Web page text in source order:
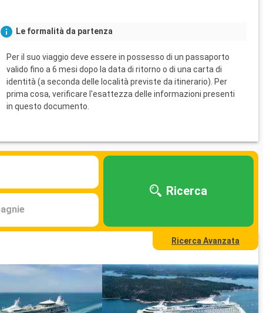
Le formalità da partenza
Per il suo viaggio deve essere in possesso di un passaporto
valido fino a 6 mesi dopo la data di ritorno o di una carta di
identità (a seconda delle località previste da itinerario). Per
prima cosa, verificare l'esattezza delle informazioni presenti
in questo documento.
Ricerca
Ricerca Avanzata